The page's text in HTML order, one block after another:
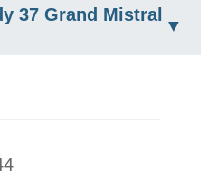
37 Grand Mistral